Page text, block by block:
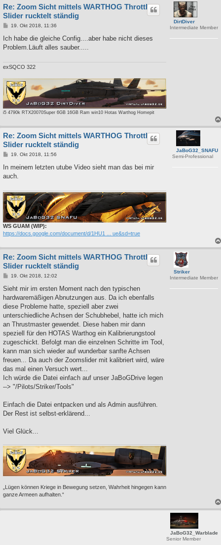
DirtDiver
Intermediate Member
Re: Zoom Sicht mittels WARTHOG Throttle
Slider rucktelt ständig
B
i
r
19. Okt 2018, 11:36
Ich habe die gleiche Config....aber habe nicht dieses
Problem.Läuft alles sauber.....
exSQCO 322
i5 4790k RTX20070Super 6GB 16GB Ram win10 Hotas Warthog Homepit
JaBoG32_SNAFU
Semi-Professional
Re: Zoom Sicht mittels WARTHOG Throttle
Slider rucktelt ständig
B
r
19. Okt 2018, 11:56
In meinem letzten utube Video sieht man das bei mir
auch.
WS GUAM (WIP):
https://docs.google.com/document/d/1HU1 ... ue&sd=true
Striker
Intermediate Member
Re: Zoom Sicht mittels WARTHOG Throttle
Slider rucktelt ständig
B
i
r
a
19. Okt 2018, 12:02
Sieht mir im ersten Moment nach den typischen
hardwaremäßigen Abnutzungen aus. Da ich ebenfalls
diese Probleme hatte, speziell aber zwei
unterschiedliche Achsen der Schubhebel, hatte ich mich
an Thrustmaster gewendet. Diese haben mir dann
speziell für den HOTAS Warthog ein Kalibrierungstool
zugeschickt. Befolgt man die einzelnen Schritte im Tool,
kann man sich wieder auf wunderbar sanfte Achsen
freuen... Da auch der Zoomslider mit kalibriert wird, wäre
das mal einen Versuch wert...
Ich würde die Datei einfach auf unser JaBoGDrive legen
--> "/Pilots/Striker/Tools"
Einfach die Datei entpacken und als Admin ausführen.
Der Rest ist selbst-erklärend...
Viel Glück...
„Lügen können Kriege in Bewegung setzen, Wahrheit hingegen kann
ganze Armeen aufhalten.“
JaBoG32_Warblade
Senior Member